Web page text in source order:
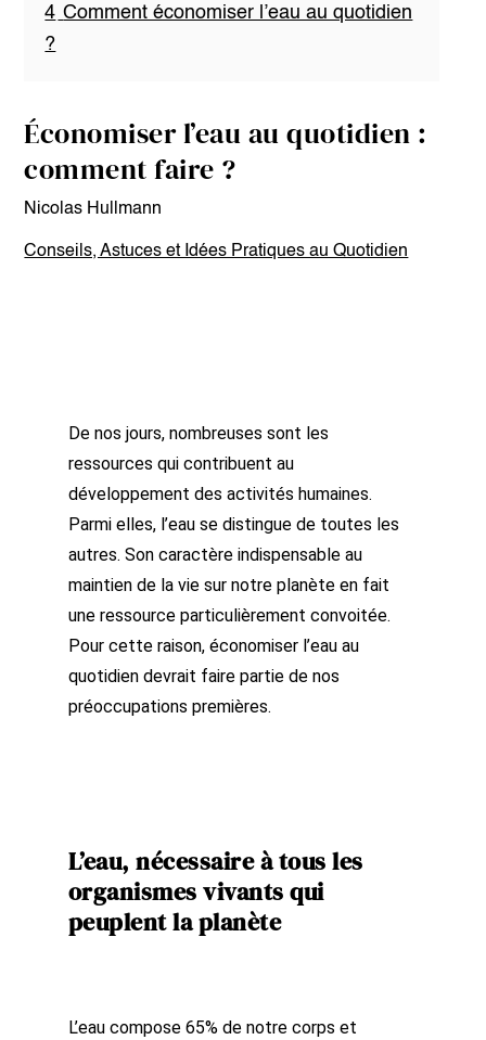
4 Comment économiser l’eau au quotidien
?
Économiser l’eau au quotidien :
comment faire ?
Nicolas Hullmann
Conseils, Astuces et Idées Pratiques au Quotidien
De nos jours, nombreuses sont les
ressources qui contribuent au
développement des activités humaines.
Parmi elles, l’eau se distingue de toutes les
autres. Son caractère indispensable au
maintien de la vie sur notre planète en fait
une ressource particulièrement convoitée.
Pour cette raison, économiser l’eau au
quotidien devrait faire partie de nos
préoccupations premières.
L’eau, nécessaire à tous les
organismes vivants qui
peuplent la planète
L’eau compose 65% de notre corps et